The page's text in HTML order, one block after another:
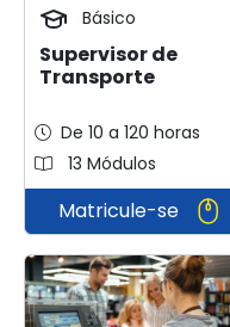
Básico
Supervisor de
Transporte
De 10 a 120 horas
13 Módulos
Matricule-se